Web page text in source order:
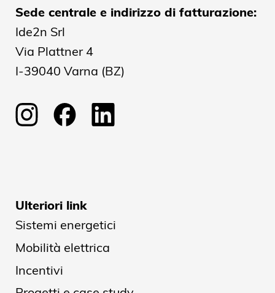
Sede centrale e indirizzo di fatturazione:
Ide2n Srl
Via Plattner 4
I-39040 Varna (BZ)
Ulteriori link
Sistemi energetici
Mobilità elettrica
Incentivi